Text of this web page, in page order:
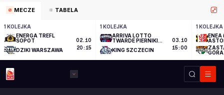
MECZE TABELA
1 KOLEJKA
ENERGA TREFL
SOPOT
DZIKI WARSZAWA
02.10
20:15
1 KOLEJKA
ARRIVA LOTTO
TWARDE PIERNIKI
KING SZCZECIN
03.10
15:00
1 KOLEJKA
ENEA
GÓRA